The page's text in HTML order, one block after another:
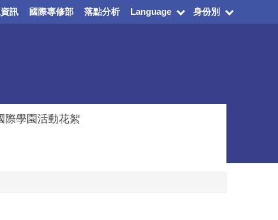
訊 國際專修部 落點分析 Language 身份別
際學園活動花絮